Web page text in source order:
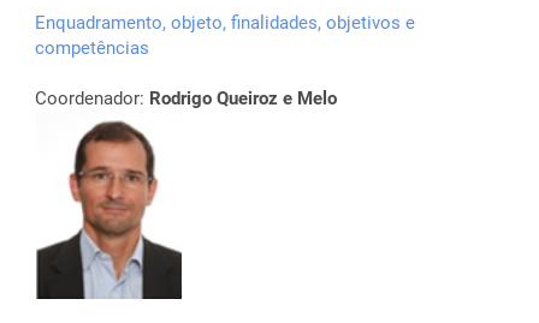
Enquadramento, objeto, finalidades, objetivos e
competências
Coordenador: Rodrigo Queiroz e Melo